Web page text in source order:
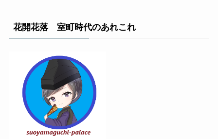
花開花落 室町時代のあれこれ